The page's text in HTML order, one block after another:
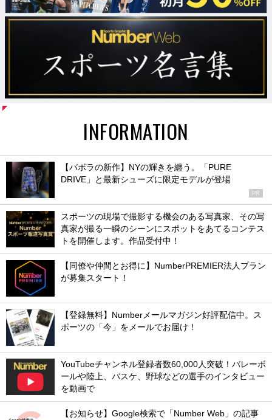
INFORMATION
【バボラの新作】NYの輝きを纏う。「PURE
DRIVE」と最新シューズに限定モデルが登場
PR
スポーツの現場で撮影する機会のある写真家、その写
真家が撮る一瞬のシーンにスポットをあてるコンテス
トを開催します。作品受付中！
【同僚や仲間とお得に】NumberPREMIER法人プラン
が募集スタート！
【登録無料】Numberメールマガジン好評配信中。ス
ポーツの「今」をメールでお届け！
YouTubeチャンネル登録者数60,000人突破！バレーボ
ールや陸上、バスケ、野球などの選手のインタビュー
を動画で
【お知らせ】Google検索で「Number Web」の記事